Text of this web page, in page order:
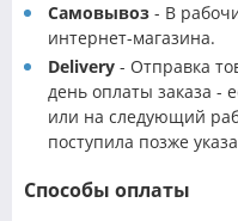
Самовывоз - В
интернет-магазина.
Delivery - Отправка
день оплаты заказа -
или на следующий
поступила позже
Способы оплаты